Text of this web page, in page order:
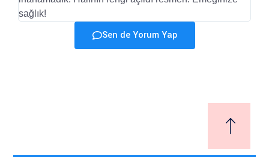
sağlık!
Sen de Yorum Yap